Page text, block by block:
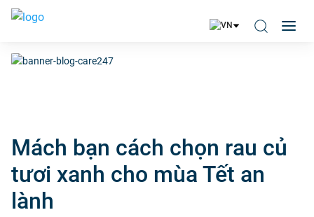
Mách bạn cách chọn rau củ
tươi xanh cho mùa Tết an
lành